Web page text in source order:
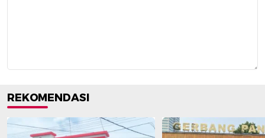
REKOMENDASI